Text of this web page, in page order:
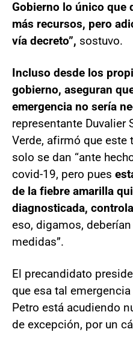
Gobierno lo único que
más recursos, pero
vía decreto”, sostuvo.
Incluso desde los
gobierno, aseguran
emergencia no sería
representante Duvalier
Verde, afirmó que
solo se dan “ante
covid-19, pero pues
de la fiebre amarilla
diagnosticada,
eso, digamos,
medidas”.
El precandidato
que esa tal
Petro está acudiendo
de excepción, por un